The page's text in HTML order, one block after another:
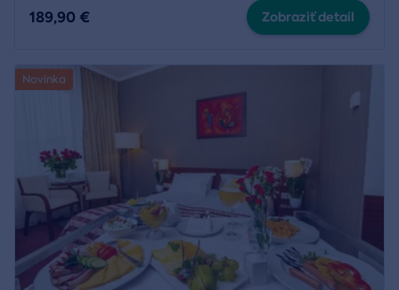
189,90 € Zobraziť detail
Novinka